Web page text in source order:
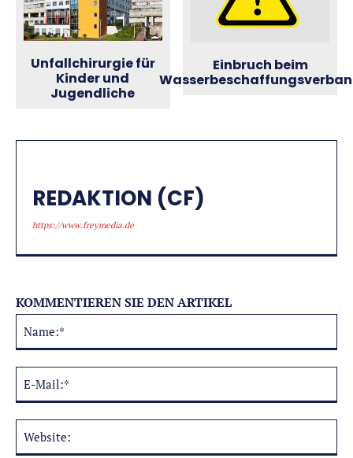
Unfallchirurgie für
Kinder und
Jugendliche
Einbruch beim
REDAKTION (CF)
https://www.freymedia.de
KOMMENTIEREN SIE DEN ARTIKEL